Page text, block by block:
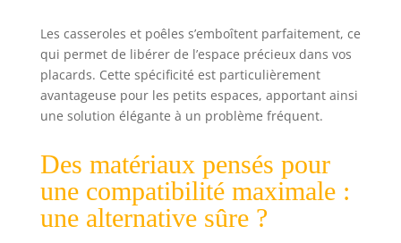
25,4 cm, 2.
Casserole de 75
litres, 3. Casserole
de 5 litres,
marmite de 5
litres, 3 couvercles
une spatule
ajourée et une
cuillère solide.
Gain de place : le
Les casseroles et poêles s’emboîtent parfaitement, ce
qui permet de libérer de l’espace précieux dans vos
placards. Cette spécificité est particulièrement
avantageuse pour les petits espaces, apportant ainsi
une solution élégante à un problème fréquent.
Des matériaux pensés pour
une compatibilité maximale :
une alternative sûre ?